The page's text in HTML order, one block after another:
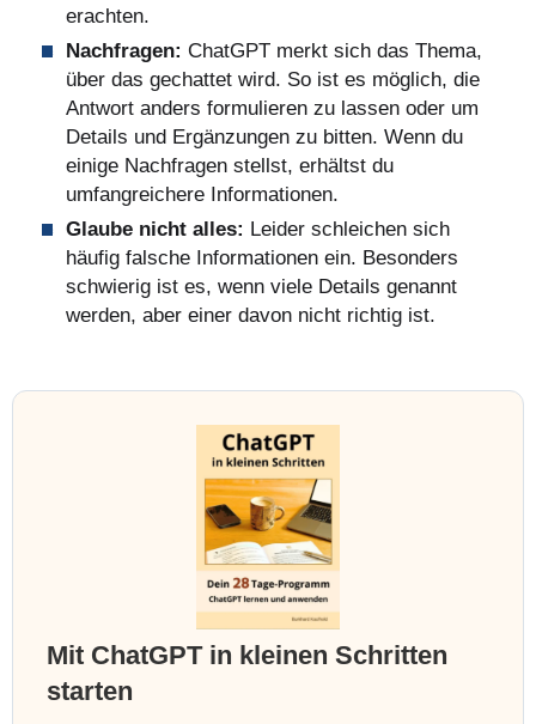
erachten.
Nachfragen: ChatGPT merkt sich das Thema,
über das gechattet wird. So ist es möglich, die
Antwort anders formulieren zu lassen oder um
Details und Ergänzungen zu bitten. Wenn du
einige Nachfragen stellst, erhältst du
umfangreichere Informationen.
Glaube nicht alles: Leider schleichen sich
häufig falsche Informationen ein. Besonders
schwierig ist es, wenn viele Details genannt
werden, aber einer davon nicht richtig ist.
Mit ChatGPT in kleinen Schritten
starten